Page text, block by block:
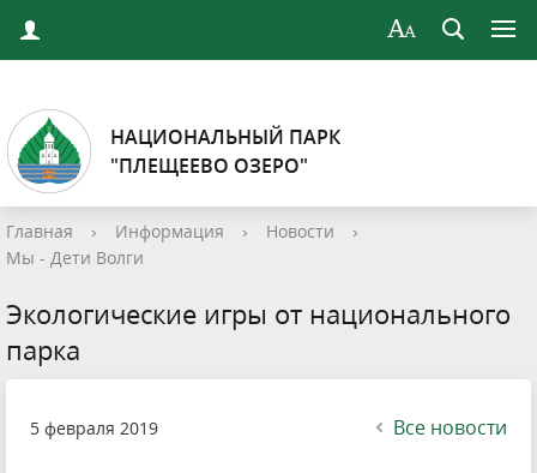
НАЦИОНАЛЬНЫЙ ПАРК
"ПЛЕЩЕЕВО ОЗЕРО"
Главная › Информация › Новости
›
Мы - Дети Волги
Экологические игры от национального
парка
5 февраля 2019 Все новости